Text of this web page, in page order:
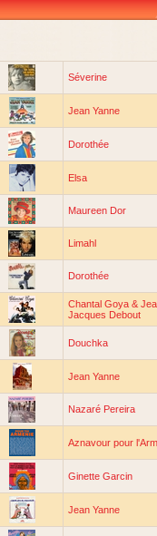
Séverine
Jean Yanne
Dorothée
Elsa
Maureen Dor
Limahl
Dorothée
Chantal Goya &
Jacques Debout
Douchka
Jean Yanne
Nazaré Pereira
Aznavour pour
Ginette Garcin
Jean Yanne